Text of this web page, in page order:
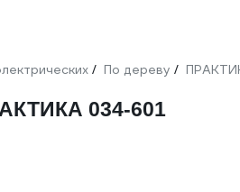
/ По дереву /
034-601